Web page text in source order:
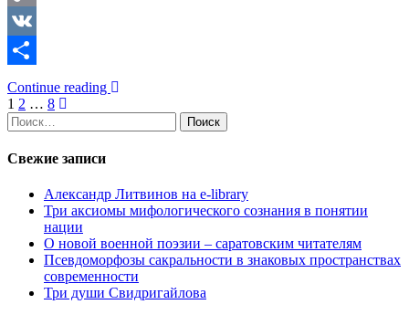
Copy
Link
VK
Отправить
Continue reading
Пагинация
записей
1 2 … 8
Найти:
Свежие записи
Александр Литвинов на e-library
Три аксиомы мифологического сознания в понятии
нации
О новой военной поэзии – саратовским читателям
Псевдоморфозы сакральности в знаковых пространствах
современности
Три души Свидригайлова